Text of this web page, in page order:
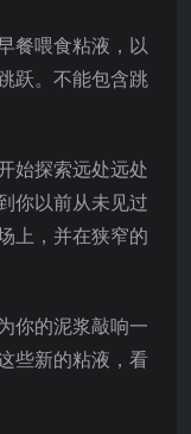
餐喂食粘液，以
跃。不能包含跳
始探索远处远处
你以前从未见过
上，并在狭窄的
你的泥浆敲响一
些新的粘液，看